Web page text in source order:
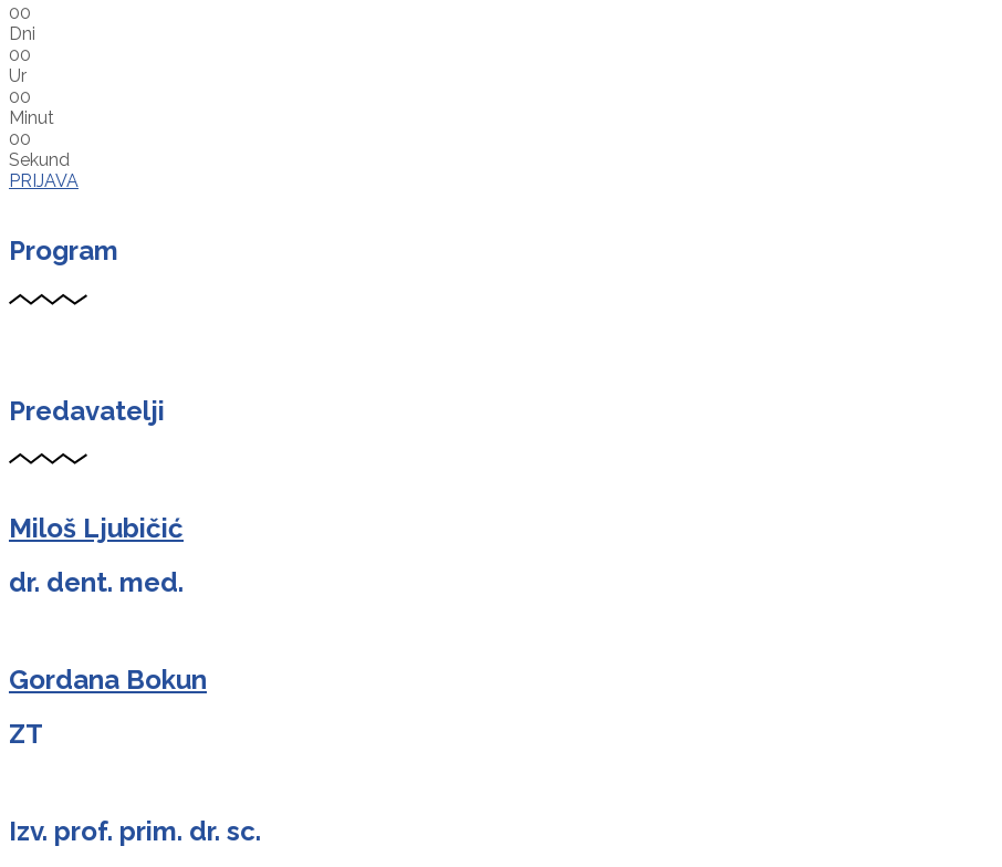
00
Dni
00
Ur
00
Minut
00
Sekund
PRIJAVA
Program
Predavatelji
Miloš Ljubičić
dr. dent. med.
Gordana Bokun
ZT
Izv. prof. prim. dr. sc.